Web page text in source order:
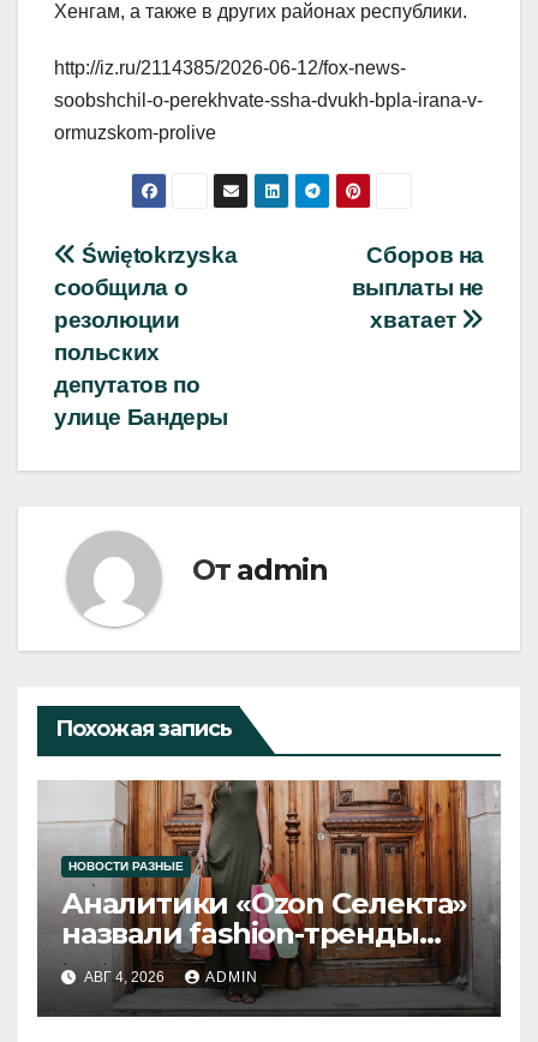
Хенгам, а также в других районах республики.
http://iz.ru/2114385/2026-06-12/fox-news-
soobshchil-o-perekhvate-ssha-dvukh-bpla-irana-v-
ormuzskom-prolive
Навигация
по
записям
Сборов на
выплаты не
хватает
Świętokrzyska
сообщила о
резолюции
польских
депутатов по
улице Бандеры
От admin
Похожая запись
НОВОСТИ РАЗНЫЕ
Аналитики «Ozon Селекта»
назвали fashion-тренды
2026 года
АВГ 4, 2026 ADMIN